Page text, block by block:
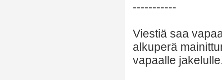
-----------
Viestiä saa
alkuperä
vapaalle